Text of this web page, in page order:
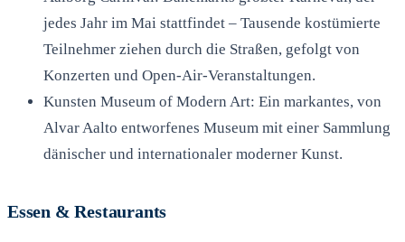
jedes Jahr im Mai stattfindet – Tausende kostümierte
Teilnehmer ziehen durch die Straßen, gefolgt von
Konzerten und Open-Air-Veranstaltungen.
Kunsten Museum of Modern Art: Ein markantes, von
Alvar Aalto entworfenes Museum mit einer Sammlung
dänischer und internationaler moderner Kunst.
Essen & Restaurants